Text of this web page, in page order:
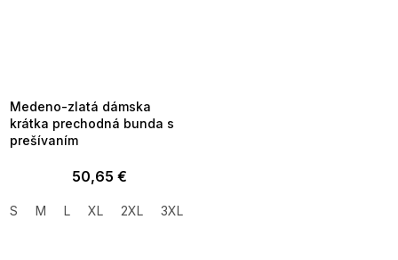
Medeno-zlatá dámska
krátka prechodná bunda s
prešívaním
50,65 €
S M L XL 2XL 3XL